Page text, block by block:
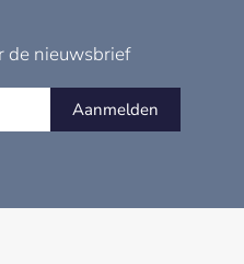
de nieuwsbrief
Aanmelden